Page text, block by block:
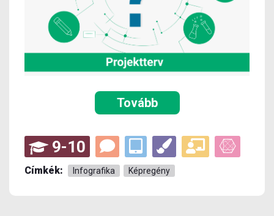
Tovább
9-10
Címkék: Infografika Képregény